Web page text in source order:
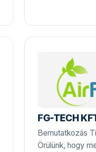
FG-TECH
Bemutatkozás
Örülünk, hogy